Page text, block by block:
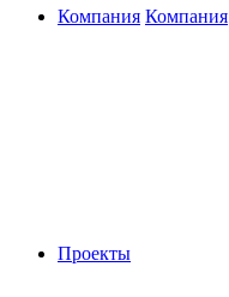
Компания Компания
Проекты